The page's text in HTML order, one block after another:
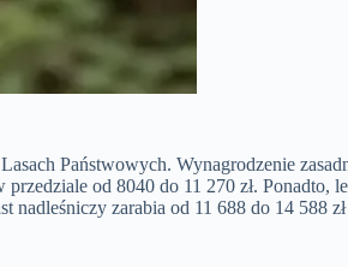
Państwowych. Wynagrodzenie
od 8040 do 11 270 zł. Ponadto,
nadleśniczy zarabia od 11 688 do 14 588